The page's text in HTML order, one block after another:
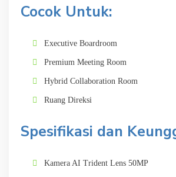
Cocok Untuk:
Executive Boardroom
Premium Meeting Room
Hybrid Collaboration Room
Ruang Direksi
Spesifikasi dan
Kamera AI Trident Lens 50MP